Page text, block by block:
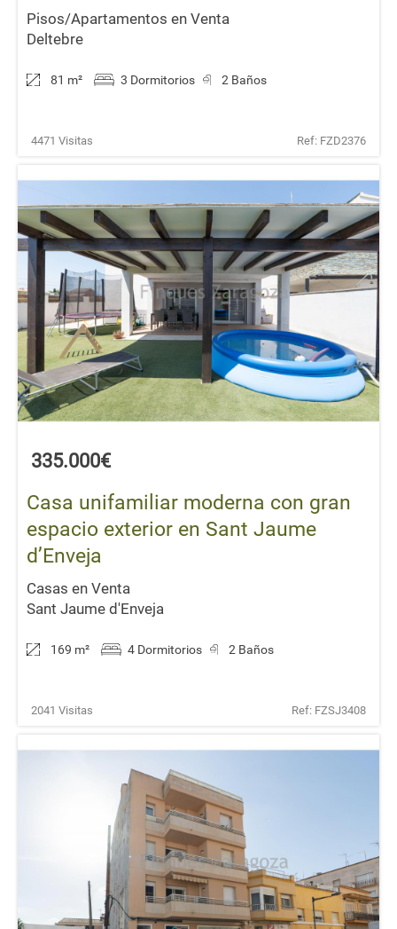
Pisos/Apartamentos en Venta
Deltebre
81 m² 3 Dormitorios 2 Baños
4471 Visitas Ref: FZD2376
335.000€
Casa unifamiliar moderna con gran
espacio exterior en Sant Jaume
d’Enveja
Casas en Venta
Sant Jaume d'Enveja
169 m² 4 Dormitorios 2 Baños
2041 Visitas Ref: FZSJ3408